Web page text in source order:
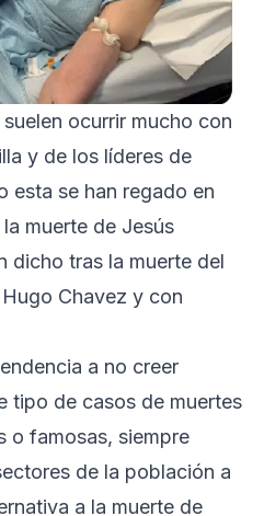
ocurrir mucho con
y de los líderes de
esta se han regado en
muerte de Jesús
dicho tras la muerte del
Chavez y con
a no creer
tipo de casos de muertes
o famosas, siempre
de la población a
a la muerte de